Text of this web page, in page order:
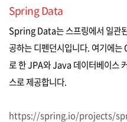
Spring Data
Spring Data는 스프링에서 일관
공하는 디펜던시입니다. 여기에
로 한 JPA와 Java 데이터베이스
스로 제공합니다.
https://spring.io/projects/